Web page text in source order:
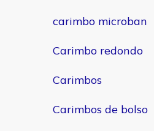
carimbo microban
Carimbo redondo
Carimbos
Carimbos de bolso